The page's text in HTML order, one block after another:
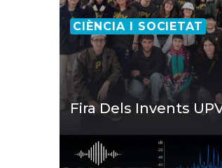
CIÈNCIA I SOCIETAT
Fira Dels Invents